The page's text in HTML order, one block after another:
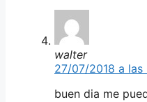
walter
27/07/2018 a las
buen dia me